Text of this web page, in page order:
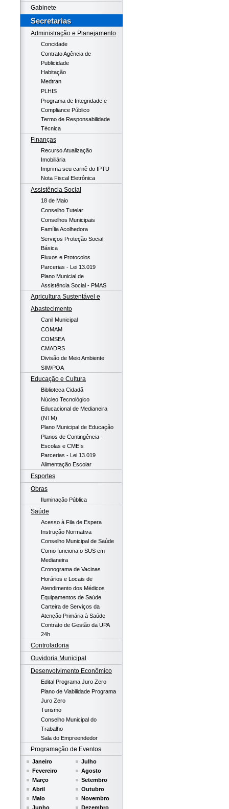
Gabinete
Secretarias
Administração e Planejamento
Concidade
Contrato Agência de
Publicidade
Habitação
Medtran
PLHIS
Programa de Integridade e
Compliance Público
Termo de Responsabilidade
Técnica
Finanças
Recurso Atualização
Imobiliária
Imprima seu carnê do IPTU
Nota Fiscal Eletrônica
Assistência Social
18 de Maio
Conselho Tutelar
Conselhos Municipais
Família Acolhedora
Serviços Proteção Social
Básica
Fluxos e Protocolos
Parcerias - Lei 13.019
Plano Municial de
Assistência Social - PMAS
Agricultura Sustentável e
Abastecimento
Canil Municipal
COMAM
COMSEA
CMADRS
Divisão de Meio Ambiente
SIM/POA
Educação e Cultura
Biblioteca Cidadã
Núcleo Tecnológico
Educacional de Medianeira
(NTM)
Plano Municipal de Educação
Planos de Contingência -
Escolas e CMEIs
Parcerias - Lei 13.019
Alimentação Escolar
Esportes
Obras
Iluminação Pública
Saúde
Acesso à Fila de Espera
Instrução Normativa
Conselho Municipal de Saúde
Como funciona o SUS em
Medianeira
Cronograma de Vacinas
Horários e Locais de
Atendimento dos Médicos
Equipamentos de Saúde
Carteira de Serviços da
Atenção Primária à Saúde
Contrato de Gestão da UPA
24h
Controladoria
Ouvidoria Municipal
Desenvolvimento Econômico
Edital Programa Juro Zero
Plano de Viabilidade Programa
Juro Zero
Turismo
Conselho Municipal do
Trabalho
Sala do Empreendedor
Programação de Eventos
Janeiro
Fevereiro
Março
Abril
Maio
Junho
Julho
Agosto
Setembro
Outubro
Novembro
Dezembro